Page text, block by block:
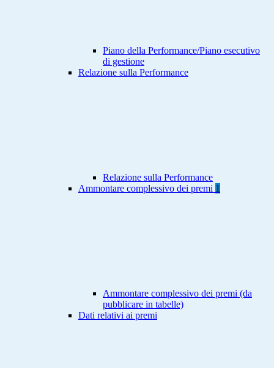
Piano della Performance/Piano esecutivo
di gestione
Relazione sulla Performance
Relazione sulla Performance
Ammontare complessivo dei premi 1
Ammontare complessivo dei premi (da
pubblicare in tabelle)
Dati relativi ai premi